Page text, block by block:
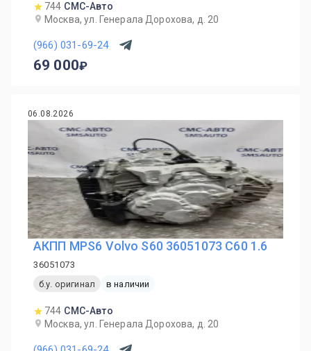
744 СМС-Авто
Москва, ул. Генерала Дорохова, д. 20
(966) 031-69-24
69 000
06.08.2026
АКПП MPS6 Volvo S60 36051073 С60 1.6
36051073
б.у. оригинал
в наличии
744 СМС-Авто
Москва, ул. Генерала Дорохова, д. 20